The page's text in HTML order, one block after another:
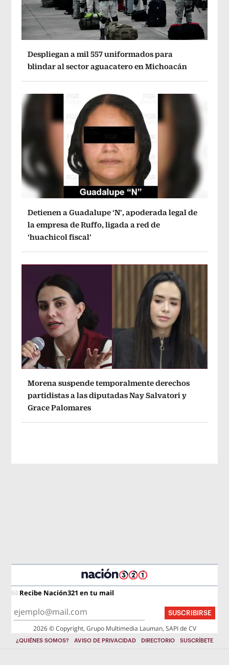
Despliegan a mil 557 uniformados para
blindar al sector aguacatero en Michoacán
Detienen a Guadalupe ‘N’, apoderada legal de
la empresa de Ruffo, ligada a red de
‘huachicol fiscal’
Morena suspende temporalmente derechos
partidistas a las diputadas Nay Salvatori y
Grace Palomares
Recibe Nación321 en tu mail
SUSCRIBIRSE
2026 © Copyright, Grupo Multimedia Lauman, SAPI de CV
¿QUIÉNES SOMOS? AVISO DE PRIVACIDAD DIRECTORIO SUSCRÍBETE